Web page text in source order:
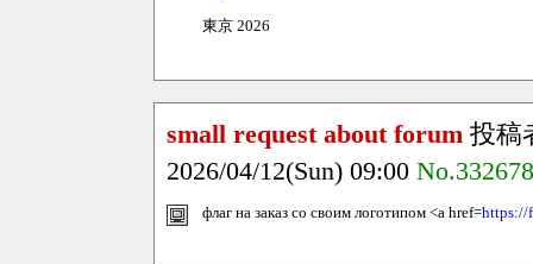
東京 2026
small request about forum 投稿
2026/04/12(Sun) 09:00 No.332678
флаг на заказ со своим логотипом <a href=https://